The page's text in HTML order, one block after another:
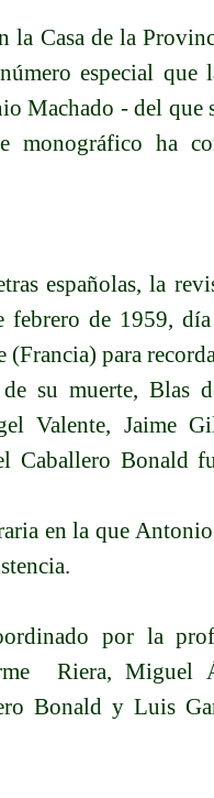
la Casa de la
especial que
Machado - del que
monográfico ha
españolas, la
de 1959,
para
su muerte, Blas
Valente, Jaime
Caballero Bonald
en la que
por la
Riera, Miguel
Bonald y Luis